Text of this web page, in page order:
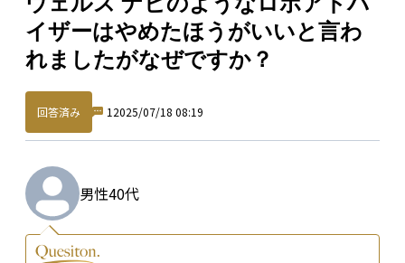
イザーはやめたほうがいいと言わ
れましたがなぜですか？
回答済み 1 2025/07/18 08:19
男性40代